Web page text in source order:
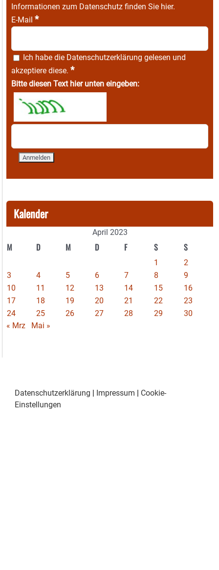
Informationen zum Datenschutz finden Sie hier.
E-Mail *
Ich habe die Datenschutzerklärung gelesen und
akzeptiere diese. *
Bitte diesen Text hier unten eingeben:
Kalender
April 2023
M D M D F S S
1
2
3
4 5 6 7 8
9
10
11 12 13 14 15
16
17
18 19 20 21 22
23
24
25 26 27 28 29
30
« Mrz
Mai »
Datenschutzerklärung | Impressum | Cookie-
Einstellungen